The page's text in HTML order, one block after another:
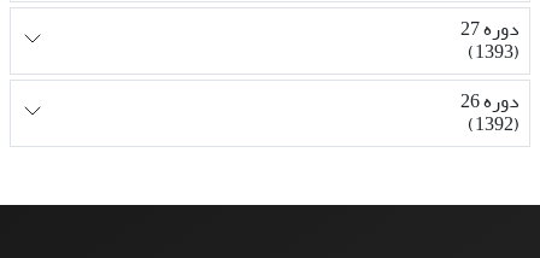
دوره 27
(1393)
دوره 26
(1392)